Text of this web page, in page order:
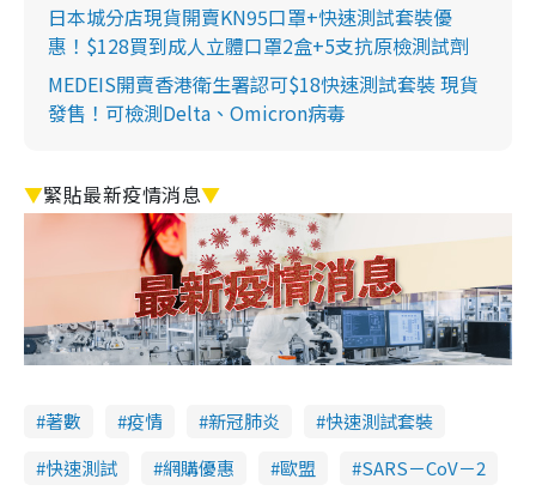
日本城分店現貨開賣KN95口罩+快速測試套裝優
惠！$128買到成人立體口罩2盒+5支抗原檢測試劑
MEDEIS開賣香港衛生署認可$18快速測試套裝 現貨
發售！可檢測Delta、Omicron病毒
▼緊貼最新疫情消息▼
著數 疫情 新冠肺炎
快速測試套裝
快速測試
網購優惠 歐盟
SARS－CoV－2